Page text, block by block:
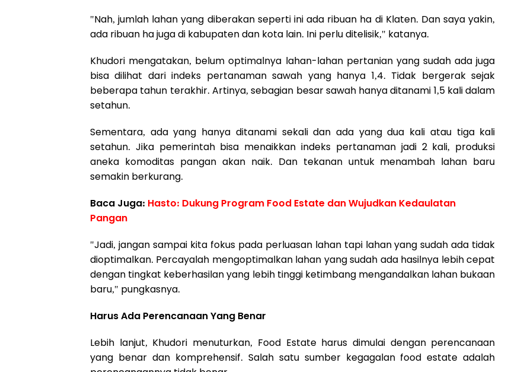
"Nah, jumlah lahan yang diberakan seperti ini ada ribuan ha di Klaten. Dan saya yakin,
ada ribuan ha juga di kabupaten dan kota lain. Ini perlu ditelisik," katanya.
Khudori mengatakan, belum optimalnya lahan-lahan pertanian yang sudah ada juga
bisa dilihat dari indeks pertanaman sawah yang hanya 1,4. Tidak bergerak sejak
beberapa tahun terakhir. Artinya, sebagian besar sawah hanya ditanami 1,5 kali dalam
setahun.
Sementara, ada yang hanya ditanami sekali dan ada yang dua kali atau tiga kali
setahun. Jika pemerintah bisa menaikkan indeks pertanaman jadi 2 kali, produksi
aneka komoditas pangan akan naik. Dan tekanan untuk menambah lahan baru
semakin berkurang.
Baca Juga: Hasto: Dukung Program Food Estate dan Wujudkan Kedaulatan
Pangan
"Jadi, jangan sampai kita fokus pada perluasan lahan tapi lahan yang sudah ada tidak
dioptimalkan. Percayalah mengoptimalkan lahan yang sudah ada hasilnya lebih cepat
dengan tingkat keberhasilan yang lebih tinggi ketimbang mengandalkan lahan bukaan
baru," pungkasnya.
Harus Ada Perencanaan Yang Benar
Lebih lanjut, Khudori menuturkan, Food Estate harus dimulai dengan perencanaan
yang benar dan komprehensif. Salah satu sumber kegagalan food estate adalah